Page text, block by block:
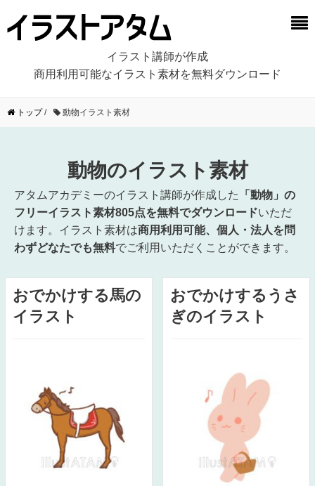
イラスト講師が作成
商用利用可能なイラスト素材を無料ダウンロード
トップ/ 動物イラスト素材
動物のイラスト素材
アタムアカデミーのイラスト講師が作成した
「動物」の
フリーイラスト素材805点を無料でダウンロードいただ
けます。イラスト素材は商用利用可能、個人・法人を問
わずどなたでも無料でご利用いただくことができます。
おでかけする馬の
イラスト
おでかけするうさ
ぎのイラスト